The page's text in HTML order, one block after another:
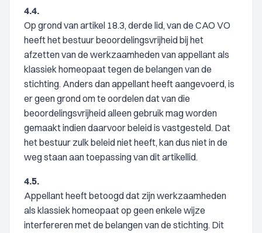
4.4.
Op grond van artikel 18.3, derde lid, van de CAO VO
heeft het bestuur beoordelingsvrijheid bij het
afzetten van de werkzaamheden van appellant als
klassiek homeopaat tegen de belangen van de
stichting. Anders dan appellant heeft aangevoerd, is
er geen grond om te oordelen dat van die
beoordelingsvrijheid alleen gebruik mag worden
gemaakt indien daarvoor beleid is vastgesteld. Dat
het bestuur zulk beleid niet heeft, kan dus niet in de
weg staan aan toepassing van dit artikellid.
4.5.
Appellant heeft betoogd dat zijn werkzaamheden
als klassiek homeopaat op geen enkele wijze
interfereren met de belangen van de stichting. Dit